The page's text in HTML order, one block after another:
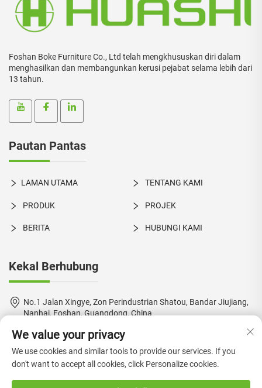
Foshan Boke Furniture Co., Ltd telah mengkhususkan diri dalam
menghasilkan dan membangunkan kerusi pejabat selama lebih dari
13 tahun.
Pautan Pantas
LAMAN UTAMA TENTANG KAMI
PRODUK PROJEK
BERITA HUBUNGI KAMI
Kekal Berhubung
No.1 Jalan Xingye, Zon Perindustrian Shatou, Bandar Jiujiang,
Nanhai, Foshan, Guangdong, China
+86-18924550960
[email protected]
We value your privacy
We use cookies and similar tools to provide our services. If you
don't want to accept all cookies, click Personalize cookies.